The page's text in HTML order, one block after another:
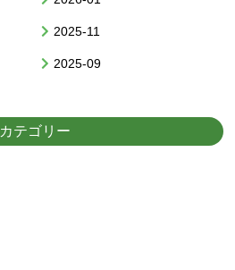
2025-11
2025-09
カテゴリー